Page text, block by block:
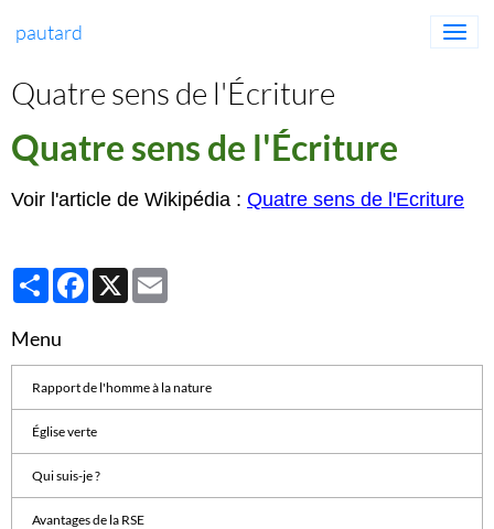
pautard
Quatre sens de l'Écriture
Quatre sens de l'Écriture
Voir l'article de Wikipédia : Quatre sens de l'Ecriture
PartagerFacebook
X
Menu
Rapport de l'homme à la nature
Église verte
Qui suis-je ?
Avantages de la RSE